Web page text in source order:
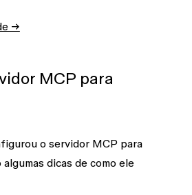
→
MCP para
o servidor MCP para
dicas de como ele